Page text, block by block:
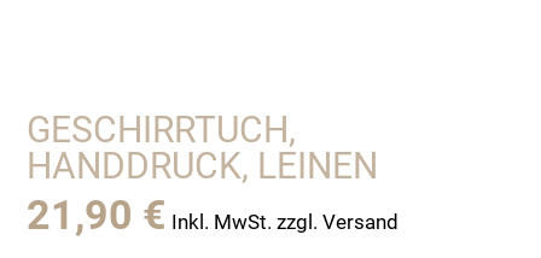
GESCHIRRTUCH,
HANDDRUCK, LEINEN
21,90 € Inkl. MwSt. zzgl. Versand